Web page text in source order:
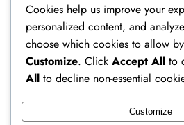
Cookies help us improve your
personalized content, and
choose which cookies to allow
Customize. Click Accept All to
All to decline non-essential
Customize